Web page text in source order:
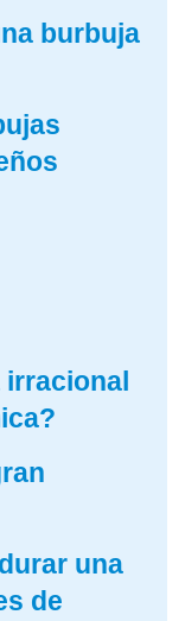
burbuja
una
de